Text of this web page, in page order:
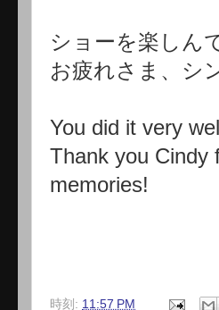
ショーを楽しん
お疲れさま、シ
You did it very
Thank you Cindy
memories!
時刻: 11:57 PM